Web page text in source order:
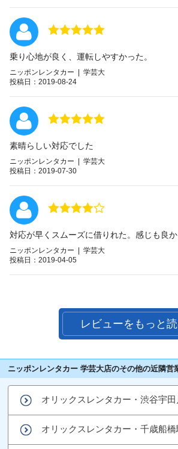
乗り心地が良く、運転しやすかった。
ニッポンレンタカー | 学芸大
投稿日：2019-08-24
素晴らしい対応でした
ニッポンレンタカー | 学芸大
投稿日：2019-07-30
対応が早くスムーズに借りれた。感じも良か
ニッポンレンタカー | 学芸大
投稿日：2019-04-05
レビューをもっと
ニッポンレンタカー 学芸大店のその他の近隣営
オリックスレンタカー・渋谷宇
オリックスレンタカー・千歳船